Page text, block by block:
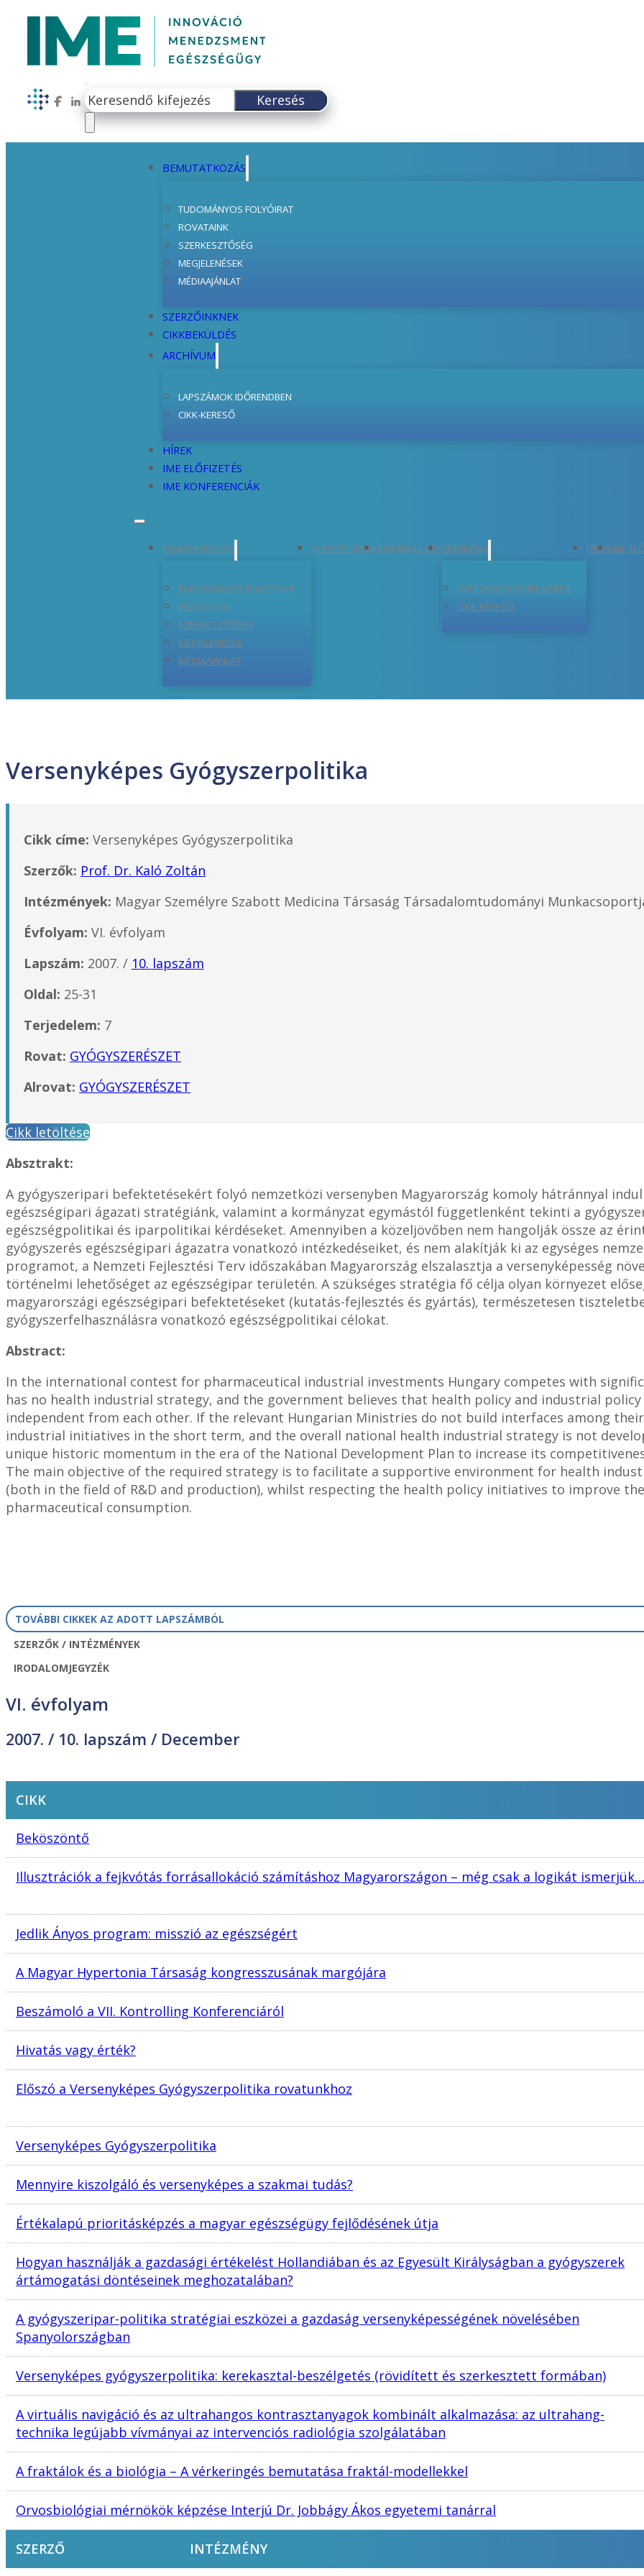
Follow us on Facebook
Follow us on LinkedIn
Keresés
Keresés
BEMUTATKOZÁS
TUDOMÁNYOS FOLYÓIRAT
ROVATAINK
SZERKESZTŐSÉG
MEGJELENÉSEK
MÉDIAAJÁNLAT
SZERZŐINKNEK
CIKKBEKÜLDÉS
ARCHÍVUM
LAPSZÁMOK IDŐRENDBEN
CIKK-KERESŐ
HÍREK
IME ELŐFIZETÉS
IME KONFERENCIÁK
BEMUTATKOZÁS
TUDOMÁNYOS FOLYÓIRAT
ROVATAINK
SZERKESZTŐSÉG
MEGJELENÉSEK
MÉDIAAJÁNLAT
SZERZŐINKNEKCIKKBEKÜLDÉSARCHÍVUM
LAPSZÁMOK IDŐRENDBEN
CIKK-KERESŐ
HÍREKIME
Versenyképes Gyógyszerpolitika
Cikk címe: Versenyképes Gyógyszerpolitika
Szerzők: Prof. Dr. Kaló Zoltán
Intézmények: Magyar Személyre Szabott Medicina Társaság Társadalomtudományi
Évfolyam: VI. évfolyam
Lapszám: 2007. / 10. lapszám
Oldal: 25-31
Terjedelem: 7
Rovat: GYÓGYSZERÉSZET
Alrovat: GYÓGYSZERÉSZET
Cikk letöltése
Absztrakt:
A gyógyszeripari befektetésekért folyó nemzetközi versenyben Magyarország komoly hátránnyal
egészségipari ágazati stratégiánk, valamint a kormányzat egymástól függetlenként tekinti a
egészségpolitikai és iparpolitikai kérdéseket. Amennyiben a közeljövőben nem hangolják össze az
gyógyszerés egészségipari ágazatra vonatkozó intézkedéseiket, és nem alakítják ki az egységes
programot, a Nemzeti Fejlesztési Terv időszakában Magyarország elszalasztja a versenyképesség
történelmi lehetőséget az egészségipar területén. A szükséges stratégia fő célja olyan környezet
magyarországi egészségipari befektetéseket (kutatás-fejlesztés és gyártás), természetesen
gyógyszerfelhasználásra vonatkozó egészségpolitikai célokat.
Abstract:
In the international contest for pharmaceutical industrial investments Hungary competes with
has no health industrial strategy, and the government believes that health policy and industrial
independent from each other. If the relevant Hungarian Ministries do not build interfaces among
industrial initiatives in the short term, and the overall national health industrial strategy is not
unique historic momentum in the era of the National Development Plan to increase its
The main objective of the required strategy is to facilitate a supportive environment for health
(both in the field of R&D and production), whilst respecting the health policy initiatives to improve
pharmaceutical consumption.
TOVÁBBI CIKKEK AZ ADOTT LAPSZÁMBÓL
SZERZŐK / INTÉZMÉNYEK
IRODALOMJEGYZÉK
VI. évfolyam
2007. / 10. lapszám / December
CIKK
Beköszöntő
Illusztrációk a fejkvótás forrásallokáció számításhoz Magyarországon – még csak a logikát ismerjük…
Jedlik Ányos program: misszió az egészségért
A Magyar Hypertonia Társaság kongresszusának margójára
Beszámoló a VII. Kontrolling Konferenciáról
Hivatás vagy érték?
Előszó a Versenyképes Gyógyszerpolitika rovatunkhoz
Versenyképes Gyógyszerpolitika
Mennyire kiszolgáló és versenyképes a szakmai tudás?
Értékalapú prioritásképzés a magyar egészségügy fejlődésének útja
Hogyan használják a gazdasági értékelést Hollandiában és az Egyesült Királyságban a gyógyszerek
ártámogatási döntéseinek meghozatalában?
A gyógyszeripar-politika stratégiai eszközei a gazdaság versenyképességének növelésében
Spanyolországban
Versenyképes gyógyszerpolitika: kerekasztal-beszélgetés (rövidített és szerkesztett formában)
A virtuális navigáció és az ultrahangos kontrasztanyagok kombinált alkalmazása: az ultrahang-
technika legújabb vívmányai az intervenciós radiológia szolgálatában
A fraktálok és a biológia – A vérkeringés bemutatása fraktál-modellekkel
Orvosbiológiai mérnökök képzése Interjú Dr. Jobbágy Ákos egyetemi tanárral
SZERZŐ INTÉZMÉNY